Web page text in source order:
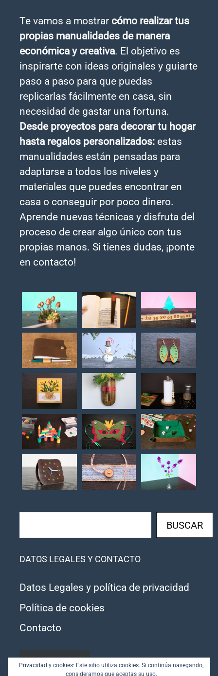
Te vamos a mostrar cómo realizar tus
propias manualidades de manera
económica y creativa. El objetivo es
inspirarte con ideas originales y guiarte
paso a paso para que puedas
replicarlas fácilmente en casa, sin
necesidad de gastar una fortuna.
Desde proyectos para decorar tu hogar
hasta regalos personalizados: estas
manualidades están pensadas para
adaptarse a todos los niveles y
materiales que puedes encontrar en
casa o conseguir por poco dinero.
Aprende nuevas técnicas y disfruta del
proceso de crear algo único con tus
propias manos. Si tienes dudas, ¡ponte
en contacto!
BUSCAR
DATOS LEGALES Y CONTACTO
Datos Legales y política de privacidad
Política de cookies
Contacto
SUSCRIBIRSE
Privacidad y cookies: Este sitio utiliza cookies. Si continúa navegando,
consideramos que aceptas su uso.